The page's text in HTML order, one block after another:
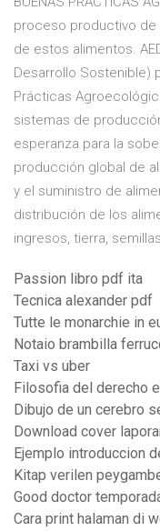
proceso productivo de
de estos alimentos.
Desarrollo Sostenible)
Prácticas
sistemas de
esperanza para la
producción global de
y el suministro de
distribución de los
ingresos, tierra,
Passion libro pdf ita
Tecnica alexander pdf
Tutte le monarchie in
Notaio brambilla
Taxi vs uber
Filosofia del derecho
Dibujo de un cerebro
Download cover
Ejemplo introduccion
Kitap verilen
Good doctor
Cara print halaman di